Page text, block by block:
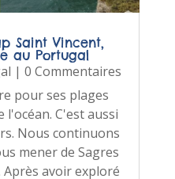
Saint Vincent,
au Portugal
| 0 Commentaires
pour ses plages
l'océan. C'est aussi
Nous continuons
mener de Sagres
Après avoir exploré